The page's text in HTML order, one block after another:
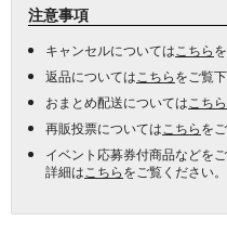
注意事項
キャンセルについては こちら
返品については こちらをご覧下
おまとめ配送については こちら
再販投票については こちらを
イベント応募券付商品などを
詳細は こちらをご覧ください。